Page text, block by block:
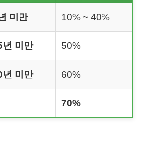
미만 10% ~ 40%
년 미만 50%
년 미만 60%
70%